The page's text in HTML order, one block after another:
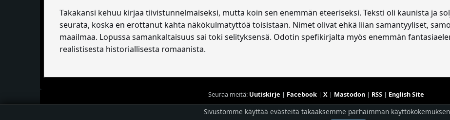
Takakansi kehuu kirjaa tiivistunnelmaiseksi, mutta koin sen enemmän eteeriseksi. Teksti oli kaunista ja
seurata, koska en erottanut kahta näkökulmatyttöä toisistaan. Nimet olivat ehkä liian samantyyliset,
maailmaa. Lopussa samankaltaisuus sai toki selityksensä. Odotin spefikirjalta myös enemmän
realistisesta historiallisesta romaanista.
Seuraa meitä: Uutiskirje | Facebook| X| Mastodon| RSS| English Site
Hostingpalvelun tarjoaaPlaneetta Internet Oy
Sivustomme käyttää evästeitä takaaksemme parhaimman